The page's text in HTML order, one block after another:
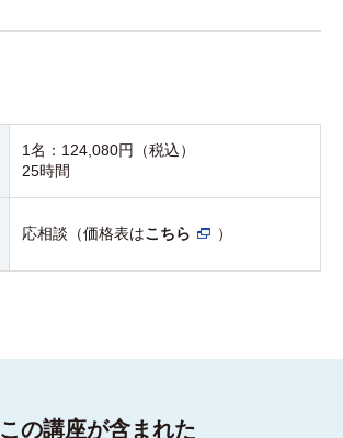
1名： 124,080円（税込）
25時間
応相談（価格表はこちら ）
この講座が含まれた